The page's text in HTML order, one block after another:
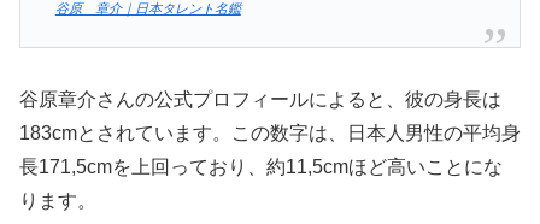
谷原 章介｜日本タレント名鑑
谷原章介さんの公式プロフィールによると、彼の身長は
183cmとされています。この数字は、日本人男性の平均身
長171,5cmを上回っており、約11,5cmほど高いことにな
ります。